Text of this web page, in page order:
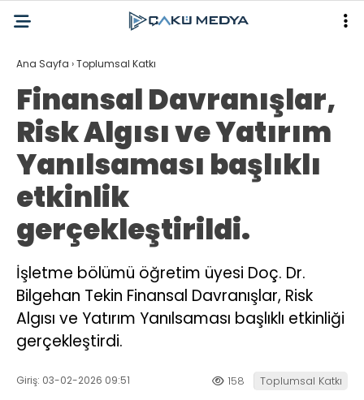
Ana Sayfa ›Toplumsal Katkı
Finansal Davranışlar,
Risk Algısı ve Yatırım
Yanılsaması başlıklı
etkinlik
gerçekleştirildi.
İşletme bölümü öğretim üyesi Doç. Dr.
Bilgehan Tekin Finansal Davranışlar, Risk
Algısı ve Yatırım Yanılsaması başlıklı etkinliği
gerçekleştirdi.
Giriş: 03-02-2026 09:51 158 Toplumsal Katkı